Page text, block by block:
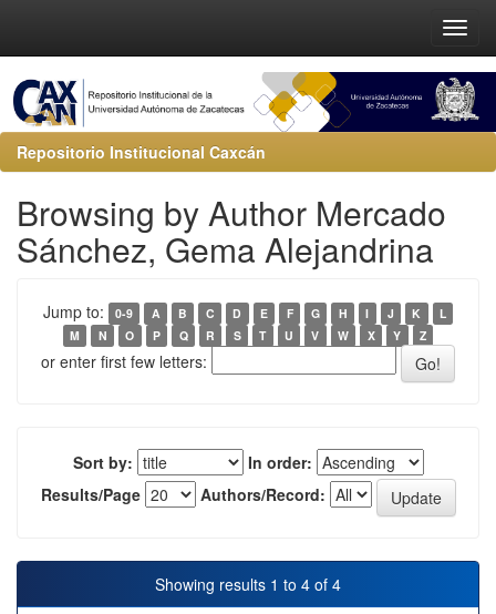
Repositorio Institucional Caxcán
Browsing by Author Mercado
Sánchez, Gema Alejandrina
Jump to: 0-9 A B C D E F G H I J K
L
M
N O P Q R S T U V W X Y Z
or enter first few letters:
Sort by:
In order:
Results/Page
Authors/Record:
Showing results 1 to 4 of 4